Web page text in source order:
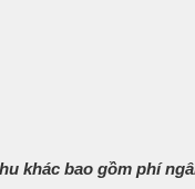
khác bao gồm phí